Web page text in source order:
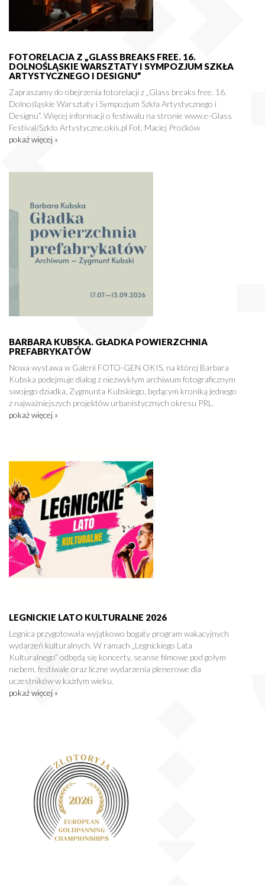
FOTORELACJA Z „GLASS BREAKS FREE. 16.
DOLNOŚLĄSKIE WARSZTATY I SYMPOZJUM SZKŁA
ARTYSTYCZNEGO I DESIGNU”
Zapraszamy do obejrzenia fotorelacji z „Glass breaks free. 16.
Dolnośląskie Warsztaty i Sympozjum Szkła Artystycznego i
Designu”. Więcej informacji o festiwalu na stronie www.e-Glass
Festival/Szkło Artystyczne.okis.pl Fot. Maciej Proćków
pokaż więcej »
BARBARA KUBSKA. GŁADKA POWIERZCHNIA
PREFABRYKATÓW
Nowa wystawa w Galerii FOTO-GEN OKIS, na której Barbara
Kubska podejmuje dialog z niezwykłym archiwum fotograficznym
swojego dziadka, Zygmunta Kubskiego, będącym kroniką jednego
z najważniejszych projektów urbanistycznych okresu PRL.
pokaż więcej »
LEGNICKIE LATO KULTURALNE 2026
Legnica przygotowała wyjątkowo bogaty program wakacyjnych
wydarzeń kulturalnych. W ramach „Legnickiego Lata
Kulturalnego” odbędą się koncerty, seanse filmowe pod gołym
niebem, festiwale oraz liczne wydarzenia plenerowe dla
uczestników w każdym wieku.
pokaż więcej »